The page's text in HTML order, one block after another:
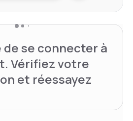
de se connecter à
Vérifiez votre
et réessayez